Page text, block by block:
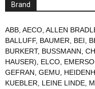
Brand
ABB, AECO, ALLEN
BALLUFF, BAUMER, BEI,
BURKERT, BUSSMANN,
HAUSER), ELCO,
GEFRAN, GEMU,
KUEBLER, LEINE LINDE,